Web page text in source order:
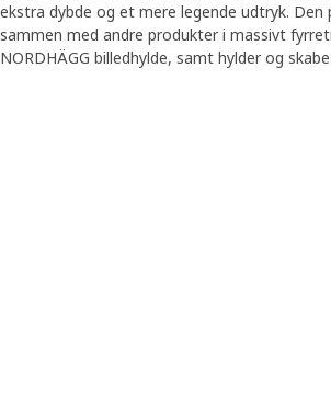
ekstra dybde og et mere legende udtryk. Den
sammen med andre produkter i massivt
NORDHÄGG billedhylde, samt hylder og